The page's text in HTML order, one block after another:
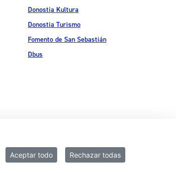
Donostia Kultura
Donostia Turismo
Fomento de San Sebastián
Dbus
Política de cookies Declaración de accesibilidad
Aceptar todo Rechazar todas